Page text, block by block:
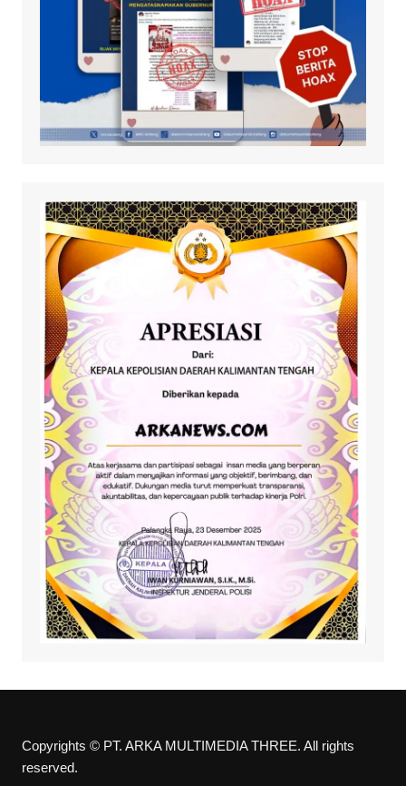
Copyrights © PT. ARKA MULTIMEDIA THREE. All rights
reserved.